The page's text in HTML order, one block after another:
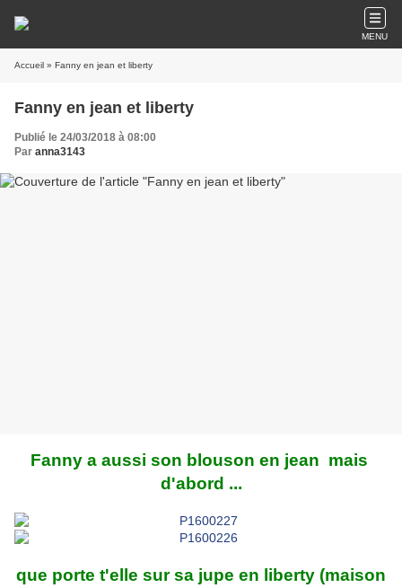
MENU
Accueil » Fanny en jean et liberty
Fanny en jean et liberty
Publié le 24/03/2018 à 08:00
Par anna3143
Fanny a aussi son blouson en jean mais
d'abord ...
que porte t'elle sur sa jupe en liberty (maison